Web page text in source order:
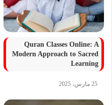
Quran Classes Online: A
Modern Approach to Sacred
Learning
25 مارس، 2025